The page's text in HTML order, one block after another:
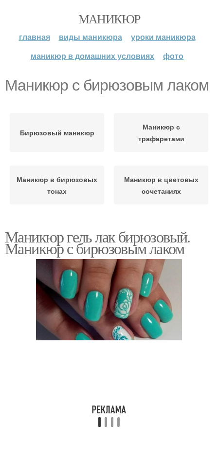
МАНИКЮР
главная виды маникюра
уроки маникюра
маникюр в домашних условиях
фото
Маникюр с бирюзовым лаком
Бирюзовый маникюр
Маникюр с
трафаретами
Маникюр в бирюзовых
тонах
Маникюр в цветовых
сочетаниях
Маникюр гель лак бирюзовый.
Маникюр с бирюзовым лаком